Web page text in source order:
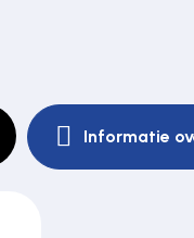
Informatie